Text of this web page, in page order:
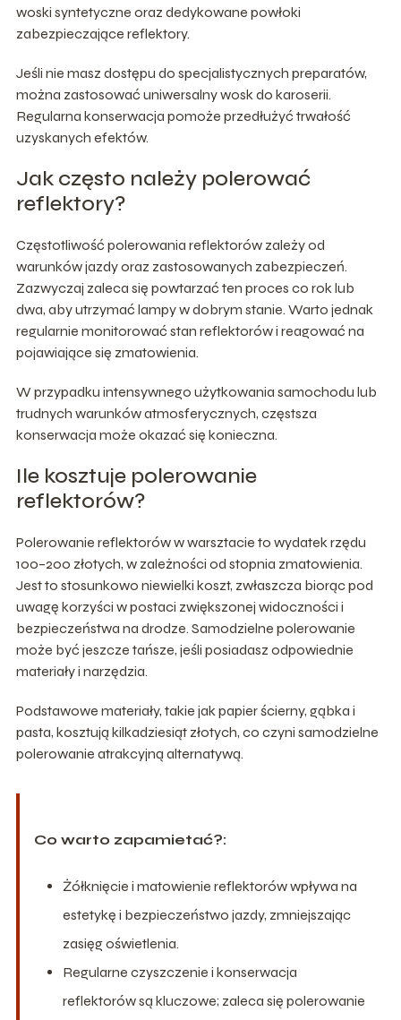
woski syntetyczne oraz dedykowane powłoki
zabezpieczające reflektory.
Jeśli nie masz dostępu do specjalistycznych preparatów,
można zastosować uniwersalny wosk do karoserii.
Regularna konserwacja pomoże przedłużyć trwałość
uzyskanych efektów.
Jak często należy polerować
reflektory?
Częstotliwość polerowania reflektorów zależy od
warunków jazdy oraz zastosowanych zabezpieczeń.
Zazwyczaj zaleca się powtarzać ten proces co rok lub
dwa, aby utrzymać lampy w dobrym stanie. Warto jednak
regularnie monitorować stan reflektorów i reagować na
pojawiające się zmatowienia.
W przypadku intensywnego użytkowania samochodu lub
trudnych warunków atmosferycznych, częstsza
konserwacja może okazać się konieczna.
Ile kosztuje polerowanie
reflektorów?
Polerowanie reflektorów w warsztacie to wydatek rzędu
100–200 złotych, w zależności od stopnia zmatowienia.
Jest to stosunkowo niewielki koszt, zwłaszcza biorąc pod
uwagę korzyści w postaci zwiększonej widoczności i
bezpieczeństwa na drodze. Samodzielne polerowanie
może być jeszcze tańsze, jeśli posiadasz odpowiednie
materiały i narzędzia.
Podstawowe materiały, takie jak papier ścierny, gąbka i
pasta, kosztują kilkadziesiąt złotych, co czyni samodzielne
polerowanie atrakcyjną alternatywą.
Co warto zapamietać?:
Żółknięcie i matowienie reflektorów wpływa na
estetykę i bezpieczeństwo jazdy, zmniejszając
zasięg oświetlenia.
Regularne czyszczenie i konserwacja
reflektorów są kluczowe; zaleca się polerowanie